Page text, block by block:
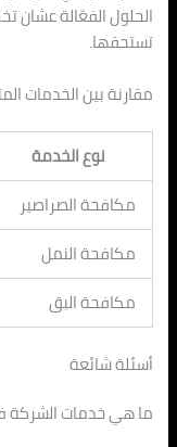
الحلول الفعّالة عشان
تستحقها.
مقارنة بين الخدمات
نوع الخدمة
مكافحة الصراصير
مكافحة النمل
مكافحة البق
أسئلة شائعة
ما هي خدمات الشركة